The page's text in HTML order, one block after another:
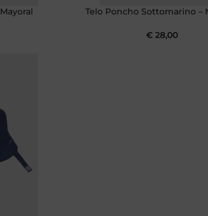
Telo Poncho Sottomarino –
€28,00